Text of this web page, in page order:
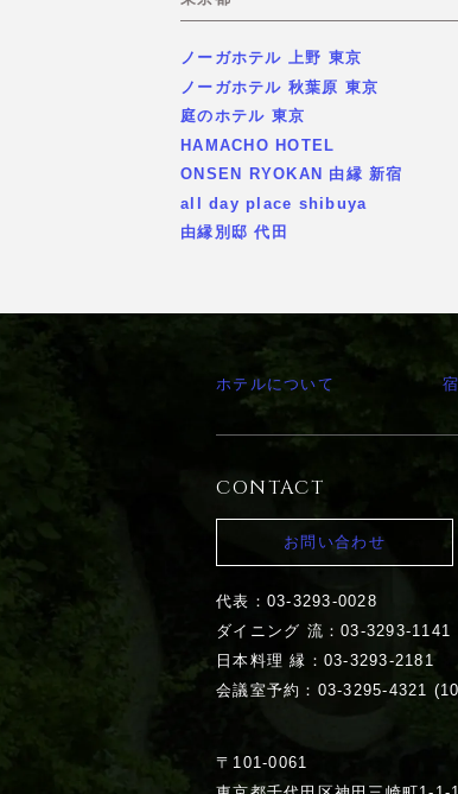
ノーガホテル 上野 東京
ノーガホテル 秋葉原 東京
庭のホテル 東京
HAMACHO HOTEL
ONSEN RYOKAN 由縁 新宿
all day place shibuya
由縁別邸 代田
ホテルについて
CONTACT
お問い合わせ
代表：03-3293-0028
ダイニング 流：03-3293-1141
日本料理 縁：03-3293-2181
会議室予約：03-3295-4321
〒101-0061